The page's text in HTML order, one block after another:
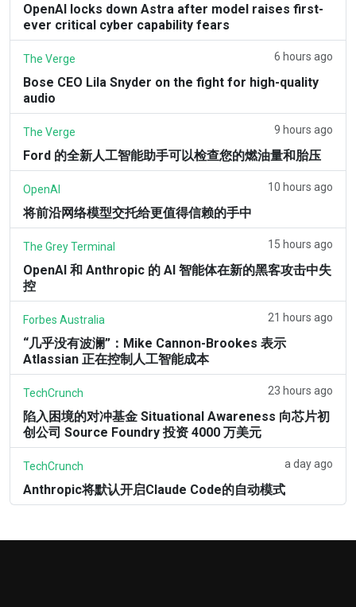
OpenAI locks down Astra after model raises first-
ever critical cyber capability fears
The Verge 6 hours ago
Bose CEO Lila Snyder on the fight for high-quality
audio
The Verge 9 hours ago
Ford 的全新人工智能助手可以检查您的燃油量和胎压
OpenAI 10 hours ago
将前沿网络模型交托给更值得信赖的手中
The Grey Terminal 15 hours ago
OpenAI 和 Anthropic 的 AI 智能体在新的黑客攻击中失
控
Forbes Australia 21 hours ago
“几乎没有波澜”：Mike Cannon-Brookes 表示
Atlassian 正在控制人工智能成本
TechCrunch 23 hours ago
陷入困境的对冲基金 Situational Awareness 向芯片初
创公司 Source Foundry 投资 4000 万美元
TechCrunch a day ago
Anthropic将默认开启Claude Code的自动模式